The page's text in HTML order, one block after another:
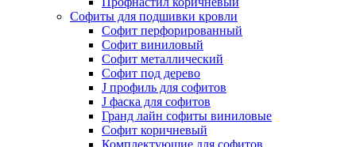
Софиты для подшивки кровли
Cофит перфорированный
Софит виниловый
Софит металлический
Софит под дерево
J профиль для софитов
J фаска для софитов
Гранд лайн софиты виниловые
Софит коричневый
Комплектующие для софитов